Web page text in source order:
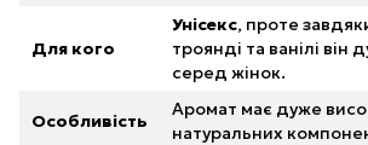
Для кого
Унісекс, проте
троянді та ванілі
серед жінок.
Особливість
Аромат має дуже
натуральних